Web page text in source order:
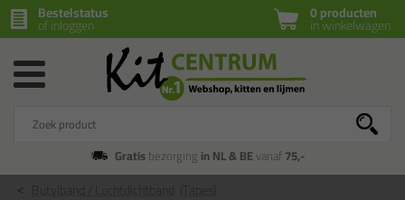
0 producten
in winkelwagen
Bestelstatus
of inloggen
Gratisbezorging in NL & BEvanaf75,-